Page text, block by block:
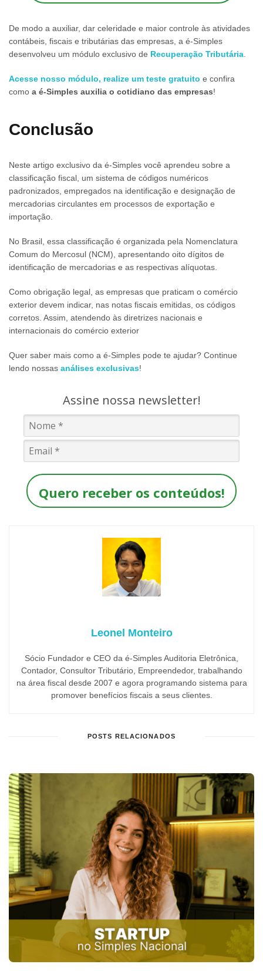
De modo a auxiliar, dar celeridade e maior controle às atividades
contábeis, fiscais e tributárias das empresas, a é-Simples
desenvolveu um módulo exclusivo de Recuperação Tributária
Acesse nosso módulo, realize um teste gratuito e confira
como a é-Simples auxilia o cotidiano das empresas!
Conclusão
Neste artigo exclusivo da é-Simples você aprendeu sobre a
classificação fiscal, um sistema de códigos numéricos
padronizados, empregados na identificação e designação de
mercadorias circulantes em processos de exportação e
importação.
No Brasil, essa classificação é organizada pela Nomenclatura
Comum do Mercosul (NCM), apresentando oito dígitos de
identificação de mercadorias e as respectivas alíquotas.
Como obrigação legal, as empresas que praticam o comércio
exterior devem indicar, nas notas fiscais emitidas, os códigos
corretos. Assim, atendendo às diretrizes nacionais e
internacionais do comércio exterior
Quer saber mais como a é-Simples pode te ajudar? Continue
lendo nossas análises exclusivas!
Assine nossa newsletter!
Quero receber os conteúdos!
Leonel Monteiro
Sócio Fundador e CEO da é-Simples Auditoria Eletrônica,
Contador, Consultor Tributário, Empreendedor, trabalhando
na área fiscal desde 2007 e agora programando sistema para
promover benefícios fiscais a seus clientes.
POSTS RELACIONADOS